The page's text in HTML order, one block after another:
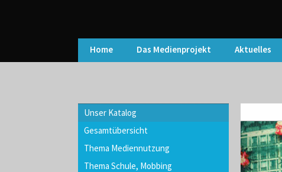
Home Das Medienprojekt Aktuelles
Unser Katalog
Gesamtübersicht
Thema Mediennutzung
Thema Schule, Mobbing